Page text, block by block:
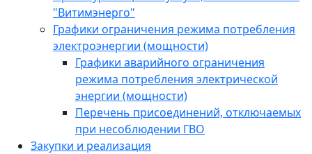
"Витимэнерго"
Графики ограничения режима потребления
электроэнергии (мощности)
Графики аварийного ограничения
режима потребления электрической
энергии (мощности)
Перечень присоединений, отключаемых
при несоблюдении ГВО
Закупки и реализация